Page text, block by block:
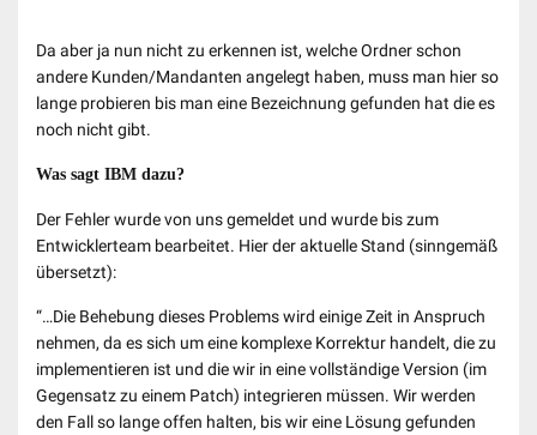
Da aber ja nun nicht zu erkennen ist, welche Ordner schon
andere Kunden/Mandanten angelegt haben, muss man hier so
lange probieren bis man eine Bezeichnung gefunden hat die es
noch nicht gibt.
Was sagt IBM dazu?
Der Fehler wurde von uns gemeldet und wurde bis zum
Entwicklerteam bearbeitet. Hier der aktuelle Stand (sinngemäß
übersetzt):
“…Die Behebung dieses Problems wird einige Zeit in Anspruch
nehmen, da es sich um eine komplexe Korrektur handelt, die zu
implementieren ist und die wir in eine vollständige Version (im
Gegensatz zu einem Patch) integrieren müssen. Wir werden
den Fall so lange offen halten, bis wir eine Lösung gefunden